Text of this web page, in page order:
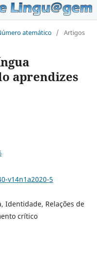
atemático / Artigos
aprendizes
v14n1a2020-5
Identidade, Relações de
crítico